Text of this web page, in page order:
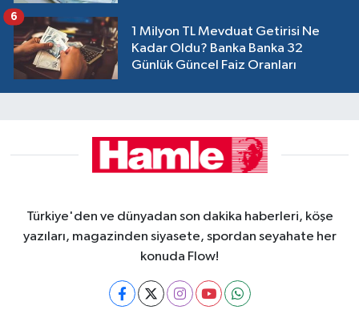
1 Milyon TL Mevduat Getirisi Ne
Kadar Oldu? Banka Banka 32
Günlük Güncel Faiz Oranları
6
Türkiye'den ve dünyadan son dakika haberleri, köşe
yazıları, magazinden siyasete, spordan seyahate her
konuda Flow!